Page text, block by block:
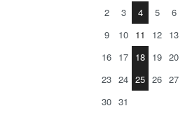
2
3 4 5 6
9
10 11 12 13
16 17 18 19 20
23 24 25 26 27
30 31